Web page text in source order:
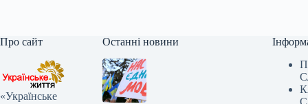
Про сайт
«Українське
Останні новини